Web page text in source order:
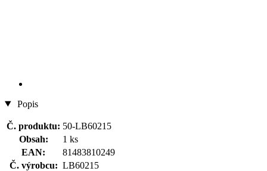
Popis
Č. produktu: 50-LB60215
Obsah:
1 ks
EAN:
81483810249
Č. výrobcu: LB60215